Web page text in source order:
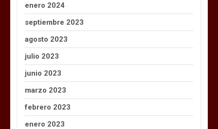
enero 2024
septiembre 2023
agosto 2023
julio 2023
junio 2023
marzo 2023
febrero 2023
enero 2023